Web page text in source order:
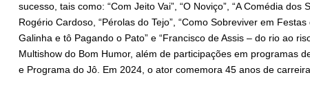
sucesso, tais como: “Com Jeito Vai”, “O Noviço”, “A Comédia
Rogério Cardoso, “Pérolas do Tejo”, “Como Sobreviver em
Galinha e tô Pagando o Pato” e “Francisco de Assis – do rio ao
Multishow do Bom Humor, além de participações em programas
e Programa do Jô. Em 2024, o ator comemora 45 anos de